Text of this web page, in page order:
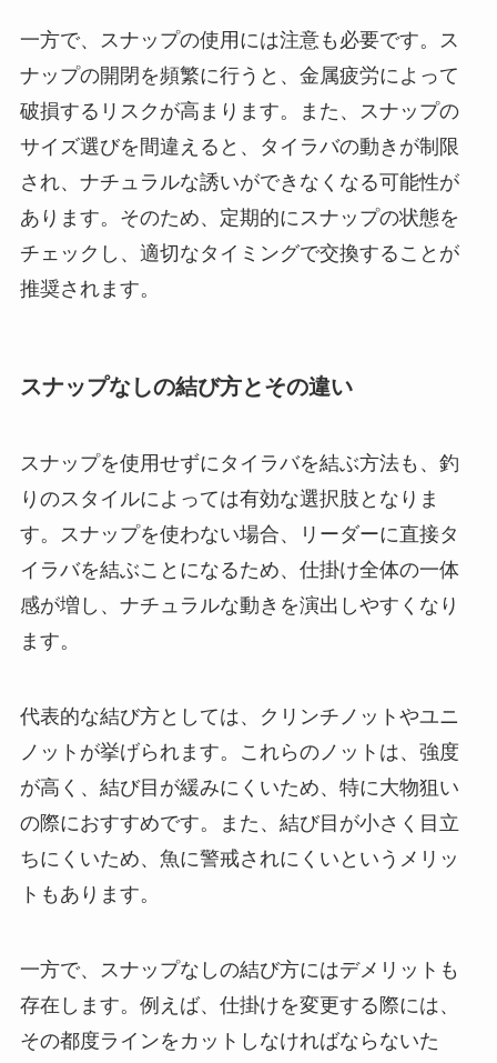
一方で、スナップの使用には注意も必要です。ス
ナップの開閉を頻繁に行うと、金属疲労によって
破損するリスクが高まります。また、スナップの
サイズ選びを間違えると、タイラバの動きが制限
され、ナチュラルな誘いができなくなる可能性が
あります。そのため、定期的にスナップの状態を
チェックし、適切なタイミングで交換することが
推奨されます。
スナップなしの結び方とその違い
スナップを使用せずにタイラバを結ぶ方法も、釣
りのスタイルによっては有効な選択肢となりま
す。スナップを使わない場合、リーダーに直接タ
イラバを結ぶことになるため、仕掛け全体の一体
感が増し、ナチュラルな動きを演出しやすくなり
ます。
代表的な結び方としては、クリンチノットやユニ
ノットが挙げられます。これらのノットは、強度
が高く、結び目が緩みにくいため、特に大物狙い
の際におすすめです。また、結び目が小さく目立
ちにくいため、魚に警戒されにくいというメリッ
トもあります。
一方で、スナップなしの結び方にはデメリットも
存在します。例えば、仕掛けを変更する際には、
その都度ラインをカットしなければならないた